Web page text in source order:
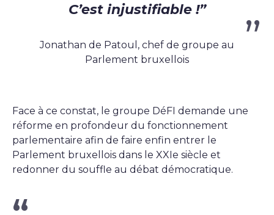
C’est injustifiable !”
Jonathan de Patoul, chef de groupe au
Parlement bruxellois
Face à ce constat, le groupe DéFI demande une
réforme en profondeur du fonctionnement
parlementaire afin de faire enfin entrer le
Parlement bruxellois dans le XXIe siècle et
redonner du souffle au débat démocratique.